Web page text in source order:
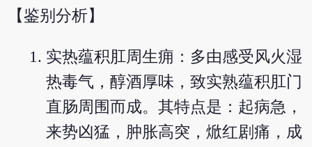
【鉴别分析】
实热蕴积肛周生痈：多由感受风火湿
热毒气，醇酒厚味，致实熟蕴积肛门
直肠周围而成。其特点是：起病急，
来势凶猛，肿胀高突，焮红剧痛，成